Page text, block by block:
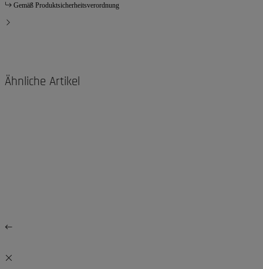
Gemäß Produktsicherheitsverordnung
Ähnliche Artikel